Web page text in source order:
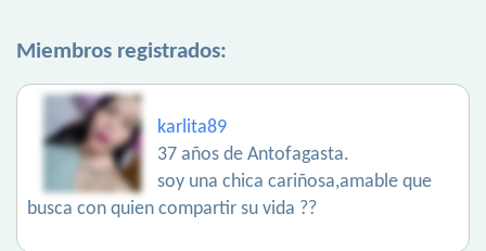
Miembros registrados:
karlita89
37 años de Antofagasta.
soy una chica cariñosa,amable que
busca con quien compartir su vida ??